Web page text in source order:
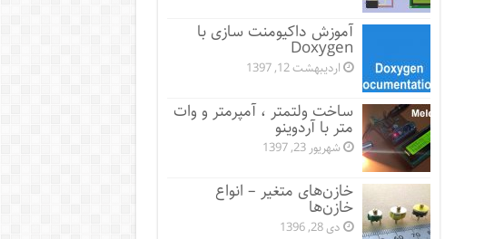
آموزش داکیومنت سازی با
Doxygen
اردیبهشت 12, 1397
ساخت ولتمتر ، آمپرمتر و وات
متر با آردوینو
شهریور 23, 1397
خازن‌های متغیر – انواع
خازن‌ها
دی 28, 1396